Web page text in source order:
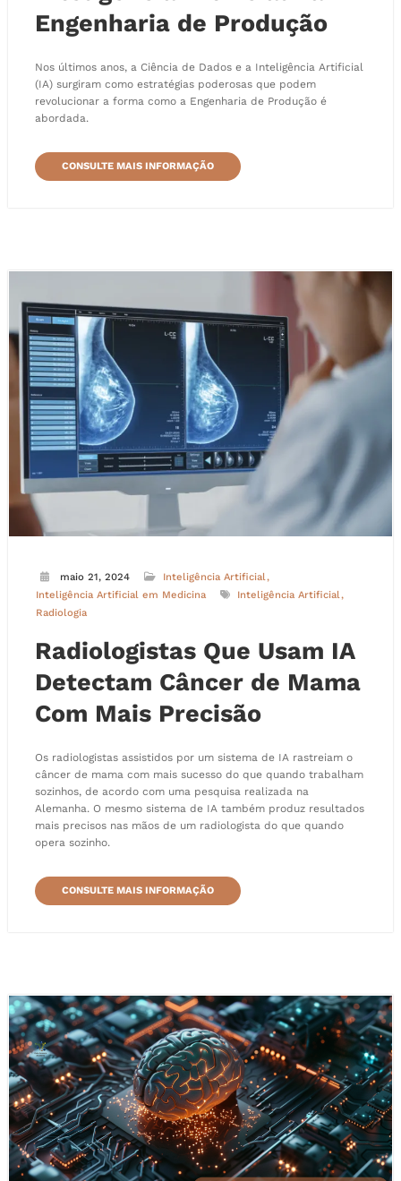
Engenharia de Produção
Nos últimos anos, a Ciência de Dados e a Inteligência Artificial
(IA) surgiram como estratégias poderosas que podem
revolucionar a forma como a Engenharia de Produção é
abordada.
CONSULTE MAIS INFORMAÇÃO
maio 21, 2024
Inteligência Artificial
Inteligência Artificial em Medicina
Inteligência Artificial
Radiologia
Radiologistas Que Usam IA
Detectam Câncer de Mama
Com Mais Precisão
Os radiologistas assistidos por um sistema de IA rastreiam o
câncer de mama com mais sucesso do que quando trabalham
sozinhos, de acordo com uma pesquisa realizada na
Alemanha. O mesmo sistema de IA também produz resultados
mais precisos nas mãos de um radiologista do que quando
opera sozinho.
CONSULTE MAIS INFORMAÇÃO